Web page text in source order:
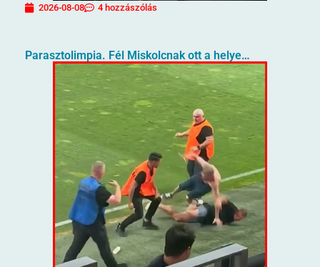
2026-08-08 4 hozzászólás
Parasztolimpia. Fél Miskolcnak ott a helye…